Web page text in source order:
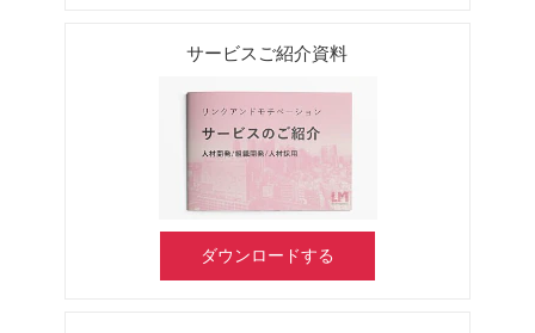
サービスご紹介資料
ダウンロードする